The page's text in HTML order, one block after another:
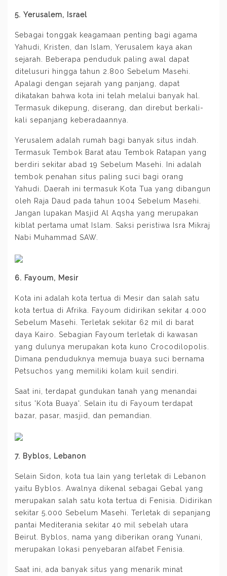
5. Yerusalem, Israel
Sebagai tonggak keagamaan penting bagi agama
Yahudi, Kristen, dan Islam, Yerusalem kaya akan
sejarah. Beberapa penduduk paling awal dapat
ditelusuri hingga tahun 2.800 Sebelum Masehi.
Apalagi dengan sejarah yang panjang, dapat
dikatakan bahwa kota ini telah melalui banyak hal.
Termasuk dikepung, diserang, dan direbut berkali-
kali sepanjang keberadaannya.
Yerusalem adalah rumah bagi banyak situs indah.
Termasuk Tembok Barat atau Tembok Ratapan yang
berdiri sekitar abad 19 Sebelum Masehi. Ini adalah
tembok penahan situs paling suci bagi orang
Yahudi. Daerah ini termasuk Kota Tua yang dibangun
oleh Raja Daud pada tahun 1004 Sebelum Masehi.
Jangan lupakan Masjid Al Aqsha yang merupakan
kiblat pertama umat Islam. Saksi peristiwa Isra Mikraj
Nabi Muhammad SAW.
6. Fayoum, Mesir
Kota ini adalah kota tertua di Mesir dan salah satu
kota tertua di Afrika. Fayoum didirikan sekitar 4.000
Sebelum Masehi. Terletak sekitar 62 mil di barat
daya Kairo. Sebagian Fayoum terletak di kawasan
yang dulunya merupakan kota kuno Crocodilopolis.
Dimana penduduknya memuja buaya suci bernama
Petsuchos yang memiliki kolam kuil sendiri.
Saat ini, terdapat gundukan tanah yang menandai
situs 'Kota Buaya'. Selain itu di Fayoum terdapat
bazar, pasar, masjid, dan pemandian.
7. Byblos, Lebanon
Selain Sidon, kota tua lain yang terletak di Lebanon
yaitu Byblos. Awalnya dikenal sebagai Gebal yang
merupakan salah satu kota tertua di Fenisia. Didirikan
sekitar 5.000 Sebelum Masehi. Terletak di sepanjang
pantai Mediterania sekitar 40 mil sebelah utara
Beirut. Byblos, nama yang diberikan orang Yunani,
merupakan lokasi penyebaran alfabet Fenisia.
Saat ini, ada banyak situs yang menarik minat